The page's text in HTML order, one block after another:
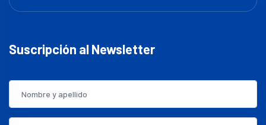
Suscripción al Newsletter